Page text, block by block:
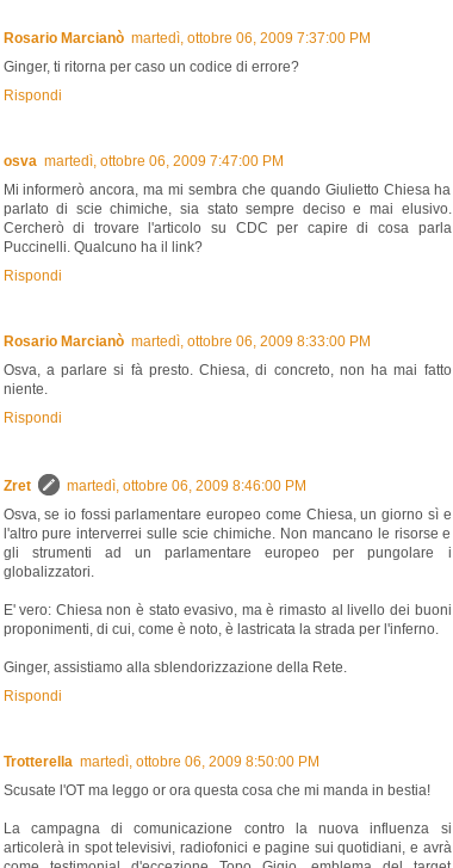
Rosario Marcianò martedì, ottobre 06, 2009 7:37:00 PM
Ginger, ti ritorna per caso un codice di errore?
Rispondi
osva martedì, ottobre 06, 2009 7:47:00 PM
Mi informerò ancora, ma mi sembra che quando Giulietto Chiesa ha
parlato di scie chimiche, sia stato sempre deciso e mai elusivo.
Cercherò di trovare l'articolo su CDC per capire di cosa parla
Puccinelli. Qualcuno ha il link?
Rispondi
Rosario Marcianò martedì, ottobre 06, 2009 8:33:00 PM
Osva, a parlare si fà presto. Chiesa, di concreto, non ha mai fatto
niente.
Rispondi
Zret
martedì, ottobre 06, 2009 8:46:00 PM
Osva, se io fossi parlamentare europeo come Chiesa, un giorno sì e
l'altro pure interverrei sulle scie chimiche. Non mancano le risorse e
gli strumenti ad un parlamentare europeo per pungolare i
globalizzatori.
E' vero: Chiesa non è stato evasivo, ma è rimasto al livello dei buoni
proponimenti, di cui, come è noto, è lastricata la strada per l'inferno.
Ginger, assistiamo alla sblendorizzazione della Rete.
Rispondi
Trotterella martedì, ottobre 06, 2009 8:50:00 PM
Scusate l'OT ma leggo or ora questa cosa che mi manda in bestia!
La campagna di comunicazione contro la nuova influenza si
articolerà in spot televisivi, radiofonici e pagine sui quotidiani, e avrà